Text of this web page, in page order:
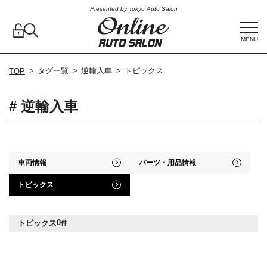
Presented by Tokyo Auto Salon
MENU
TOP タグ一覧 逆輸入車 トピックス
# 逆輸入車
車両情報 パーツ・用品情報
トピックス
トピックス0件